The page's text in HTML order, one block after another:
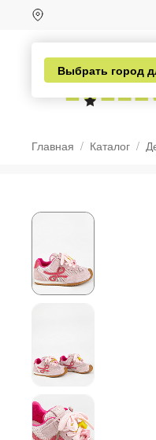
Выбрать город
Главная Каталог